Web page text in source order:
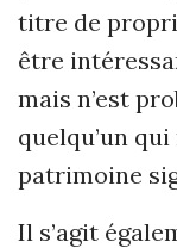
titre de
être
mais n’est
quelqu’un
patrimoine
Il s’agit